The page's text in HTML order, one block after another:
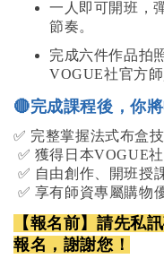
一人即可開班，
節奏。
完成六件作品拍
VOGUE社官方師
🔴完成課程後，你將
✅ 完整掌握法式布盒技
✅ 獲得日本VOGUE社
✅ 自由創作、開班授
✅ 享有師資專屬購物
【報名前】請先私
報名，謝謝您！